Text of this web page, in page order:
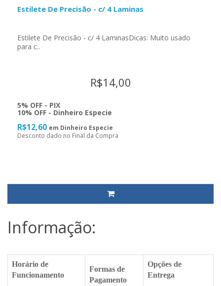
Estilete De Precisão - c/ 4 Laminas
Estilete De Precisão - c/ 4 LaminasDicas: Muito usado
para c..
R$14,00
5% OFF - PIX
10% OFF - Dinheiro Especie
R$12,60 em Dinheiro Especie
Desconto dado no Final da Compra
Informação:
Horário de
Funcionamento
Formas de
Pagamento
Opções de
Entrega